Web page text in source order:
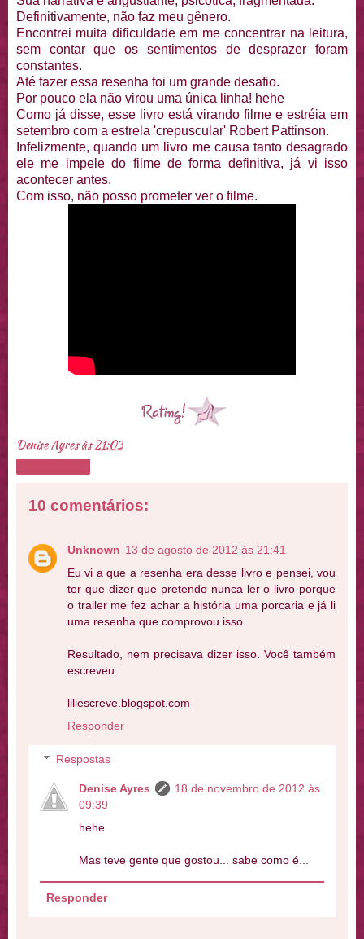
Definitivamente, não faz meu gênero.
Encontrei muita dificuldade em me concentrar na leitura,
sem contar que os sentimentos de desprazer foram
constantes.
Até fazer essa resenha foi um grande desafio.
Por pouco ela não virou uma única linha! hehe
Como já disse, esse livro está virando filme e estréia em
setembro com a estrela 'crepuscular' Robert Pattinson.
Infelizmente, quando um livro me causa tanto desagrado
ele me impele do filme de forma definitiva, já vi isso
acontecer antes.
Com isso, não posso prometer ver o filme.
Denise Ayresàs21:03
10 comentários:
Unknown 13 de agosto de 2012 às 21:41
Eu vi a que a resenha era desse livro e pensei, vou
ter que dizer que pretendo nunca ler o livro porque
o trailer me fez achar a história uma porcaria e já li
uma resenha que comprovou isso.
Resultado, nem precisava dizer isso. Você também
escreveu.
liliescreve.blogspot.com
Responder
Respostas
Denise Ayres
18 de novembro de 2012 às
09:39
hehe
Mas teve gente que gostou... sabe como é...
Responder